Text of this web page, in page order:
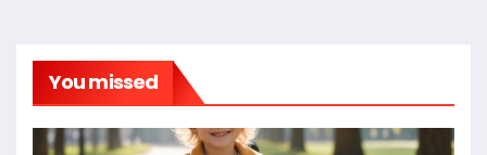
You missed